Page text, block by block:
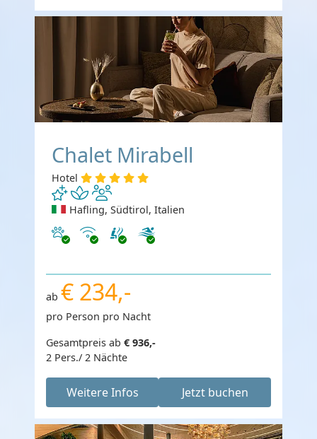
Chalet Mirabell
Hotel
Hafling, Südtirol, Italien
Haustiere erlaubt
Internet
ab € 234,-
pro Person pro Nacht
Gesamtpreis ab € 936,-
2 Pers./ 2 Nächte
Weitere Infos Jetzt buchen